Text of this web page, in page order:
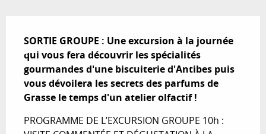
SORTIE GROUPE : Une excursion à la journée
qui vous fera découvrir les spécialités
gourmandes d'une biscuiterie d'Antibes puis
vous dévoilera les secrets des parfums de
Grasse le temps d'un atelier olfactif !
PROGRAMME DE L’EXCURSION GROUPE 10h :